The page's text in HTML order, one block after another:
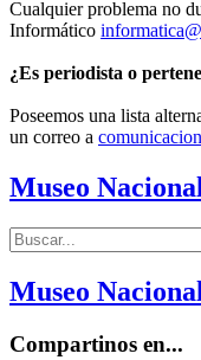
Cualquier problema no
Informático
¿Es periodista o
Poseemos una lista
un correo a
Museo
Buscar:
Museo
Compartinos en...